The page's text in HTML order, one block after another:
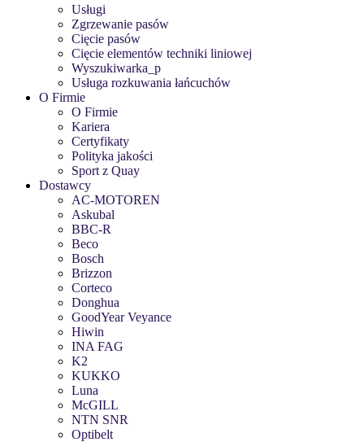
Usługi
Zgrzewanie pasów
Cięcie pasów
Cięcie elementów techniki liniowej
Wyszukiwarka_p
Usługa rozkuwania łańcuchów
O Firmie
O Firmie
Kariera
Certyfikaty
Polityka jakości
Sport z Quay
Dostawcy
AC-MOTOREN
Askubal
BBC-R
Beco
Bosch
Brizzon
Corteco
Donghua
GoodYear Veyance
Hiwin
INA FAG
K2
KUKKO
Luna
McGILL
NTN SNR
Optibelt